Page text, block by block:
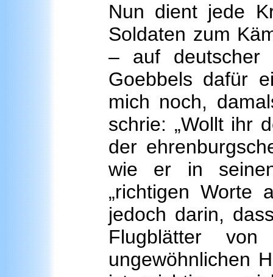
Nun dient jede
Soldaten zum
– auf deutscher
Goebbels dafür
mich noch,
schrie: „Wollt ihr
der
wie er in
„richtigen Worte
jedoch darin,
Flugblätter
ungewöhnlichen